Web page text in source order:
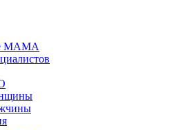
МАМА